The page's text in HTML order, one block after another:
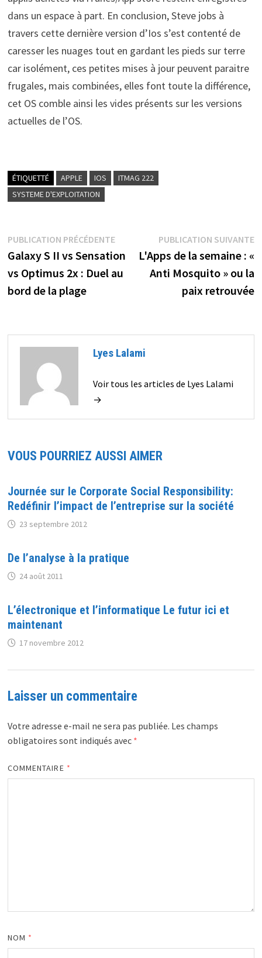
dans un espace à part. En conclusion, Steve jobs à
travers cette dernière version d’Ios s’est contenté de
caresser les nuages tout en gardant les pieds sur terre
car isolément, ces petites mises à jour peuvent paraitre
frugales, mais combinées, elles font toute la différence,
cet OS comble ainsi les vides présents sur les versions
actuelles de l’OS.
ÉTIQUETTÉ APPLE IOS
ITMAG 222
SYSTEME D'EXPLOITATION
Navigation
de
l’article
PUBLICATION PRÉCÉDENTEPublication
précédente :
Galaxy S II vs Sensation
vs Optimus 2x : Duel au
bord de la plage
PUBLICATION SUIVANTE
L'Apps de la semaine : «
Anti Mosquito » ou la
paix retrouvée
Lyes Lalami
Voir tous les articles de Lyes Lalami
→
VOUS POURRIEZ AUSSI AIMER
Journée sur le Corporate Social Responsibility:
Redéfinir l’impact de l’entreprise sur la société
23 septembre 2012
De l’analyse à la pratique
24 août 2011
L’électronique et l’informatique Le futur ici et
maintenant
17 novembre 2012
Laisser un commentaire
Votre adresse e-mail ne sera pas publiée. Les champs
obligatoires sont indiqués avec *
COMMENTAIRE *
NOM *